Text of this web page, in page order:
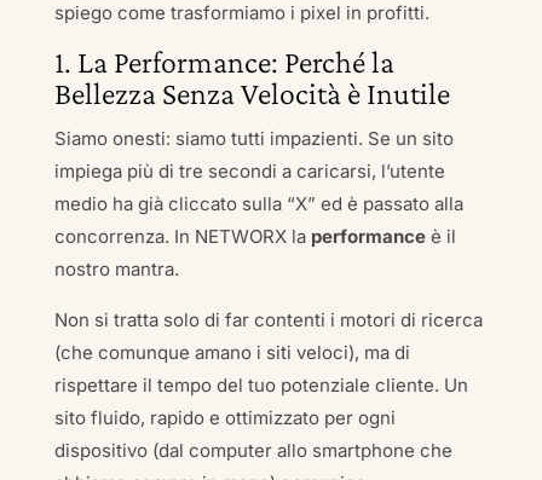
spiego come trasformiamo i pixel in profitti.
1. La Performance: Perché la
Bellezza Senza Velocità è Inutile
Siamo onesti: siamo tutti impazienti. Se un sito
impiega più di tre secondi a caricarsi, l’utente
medio ha già cliccato sulla “X” ed è passato alla
concorrenza. In NETWORX la performanceè il
nostro mantra.
Non si tratta solo di far contenti i motori di ricerca
(che comunque amano i siti veloci), ma di
rispettare il tempo del tuo potenziale cliente. Un
sito fluido, rapido e ottimizzato per ogni
dispositivo (dal computer allo smartphone che